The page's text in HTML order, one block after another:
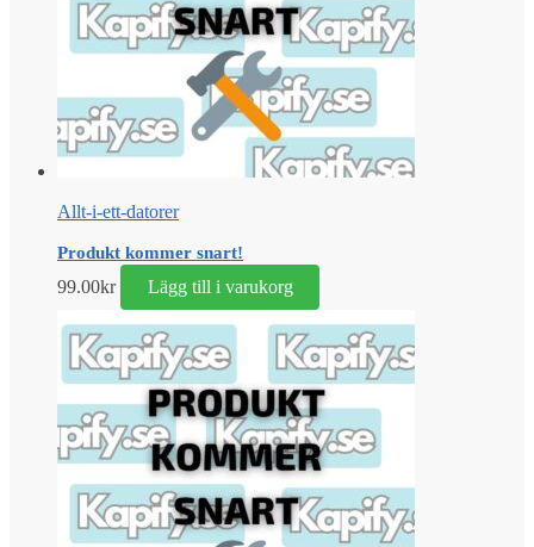
Allt-i-ett-datorer
Produkt kommer snart!
99.00kr Lägg till i varukorg